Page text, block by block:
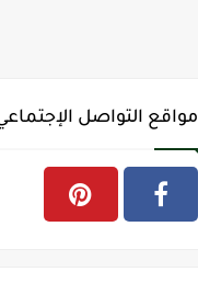
مواقع التواصل